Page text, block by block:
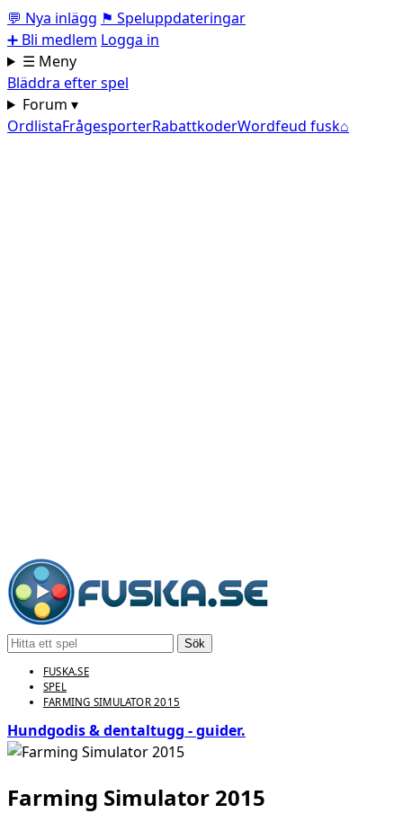
💬 Nya inlägg ⚑ Speluppdateringar
➕ Bli medlem Logga in
☰ Meny
Bläddra efter spel
Forum ▾
OrdlistaFrågesporterRabattkoderWordfeud fusk⌂
Sök
FUSKA.SE
SPEL
FARMING SIMULATOR 2015
Hundgodis & dentaltugg - guider.
Farming Simulator 2015